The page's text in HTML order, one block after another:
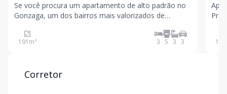
Se você procura um apartamento de alto padrão no
Gonzaga, um dos bairros mais valorizados de
com conforto, sofisticação e exclusividade. Com 192
m² de área privativa, o imóvel possui um projeto
191 m² 3 5 3 3 152
Corretor